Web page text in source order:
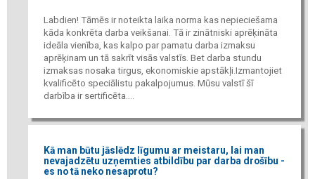
Labdien! Tāmēs ir noteikta laika norma kas nepieciešama
kāda konkrēta darba veikšanai. Tā ir zinātniski aprēķināta
ideāla vienība, kas kalpo par pamatu darba izmaksu
aprēķinam un tā sakrīt visās valstīs. Bet darba stundu
izmaksas nosaka tirgus, ekonomiskie apstākļi.Izmantojiet
kvalificēto speciālistu pakalpojumus. Mūsu valstī šī
darbība ir sertificēta....
Kā man būtu jāslēdz līgumu ar meistaru, lai man
nevajadzētu uzņemties atbildību par darba drošību -
es no tā neko nesaprotu?